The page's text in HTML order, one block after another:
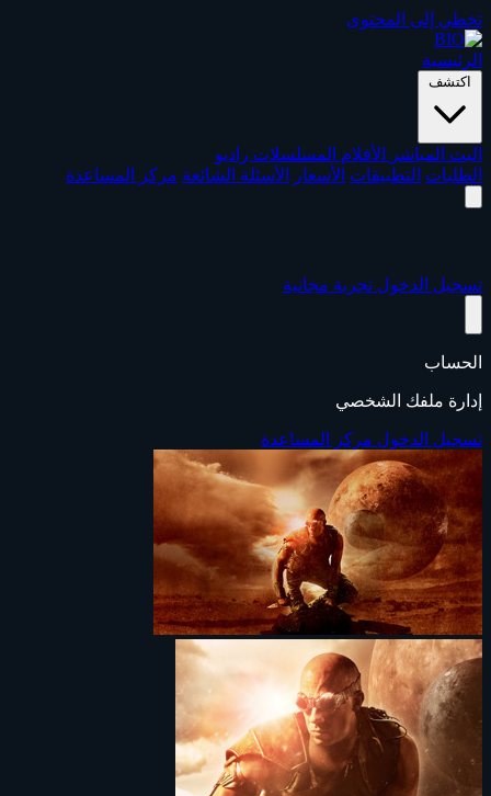
تخطي إلى المحتوى
الرئيسية
اكتشف
البث المباشر الأفلام المسلسلات راديو
الطلبات التطبيقات الأسعار الأسئلة الشائعة مركز المساعدة
تسجيل الدخول تجربة مجانية
الحساب
إدارة ملفك الشخصي
تسجيل الدخول مركز المساعدة